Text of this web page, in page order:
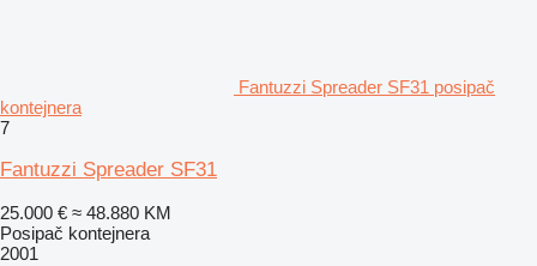
Fantuzzi Spreader SF31 posipač
kontejnera
7
Fantuzzi Spreader SF31
25.000 € ≈ 48.880 KM
Posipač kontejnera
2001